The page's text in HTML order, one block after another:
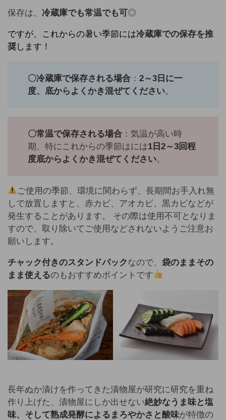
保存は、 冷蔵庫でも常温でも可◎
ですが、これからの暑い季節には冷蔵庫での保存を推
奨します！
〇冷蔵庫で保存される場合 ：2～3日に一
度、底からよくかき混ぜてください。
〇常温で保存される場合 ：気温が高い時
期、特にこれからの季節はには1日2～3回程
度底からよくかき混ぜてください。
ご使用の季節、環境に関わらず、長期間お手入れ無
しで放置しますと、赤カビ、アオカビ、黒カビなどが
発生することがあります。 その際は使用不可となりま
すので、取り除いてご使用などされないようご注意お
願いします。
チャック付きのスタンドパックなので、 袋のままその
まま使えるのもおすすめポイントです
長年ぬか漬けを作ってきた漬物屋が研究に研究を重ね
作り上げた、漬物屋にしか出せない絶妙なうま味と塩
味、そして熟成発酵によるまろやかさと酸味が特徴の